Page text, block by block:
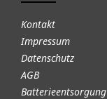
Kontakt
Impressum
Datenschutz
AGB
Batterieentsorgung